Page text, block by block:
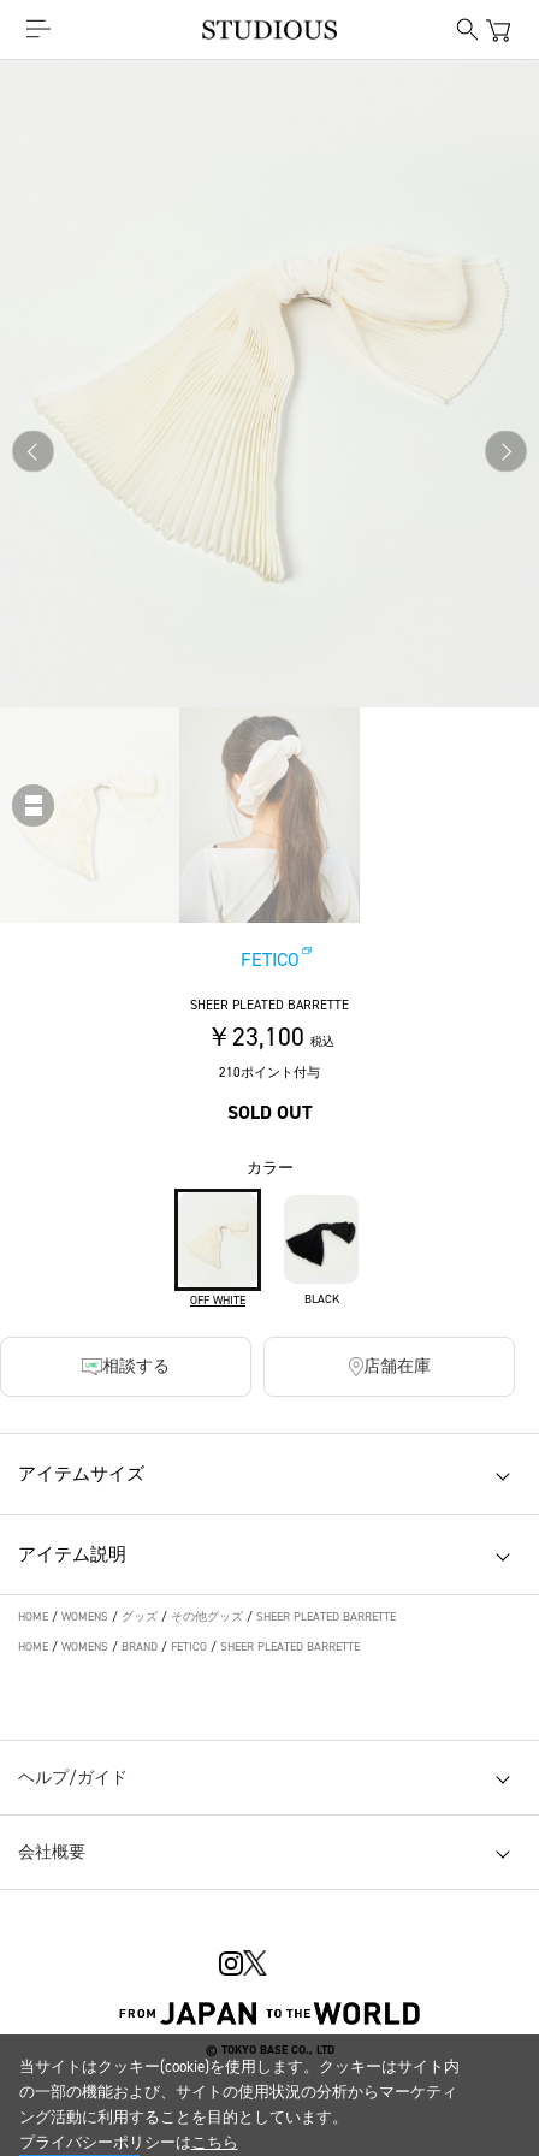
FETICO
SHEER PLEATED BARRETTE
￥23,100 税込
210ポイント付与
SOLD OUT
カラー
OFF WHITE BLACK
相談する 店舗在庫
アイテムサイズ
アイテム説明
HOME / WOMENS / グッズ / その他グッズ / SHEER PLEATED BARRETTE
HOME / WOMENS / BRAND / FETICO / SHEER PLEATED BARRETTE
ヘルプ/ガイド
会社概要
© TOKYO BASE CO., LTD
当サイトはクッキー(cookie)を使用します。クッキーはサイト内
の一部の機能および、サイトの使用状況の分析からマーケティ
ング活動に利用することを目的としています。
プライバシーポリシーはこちら